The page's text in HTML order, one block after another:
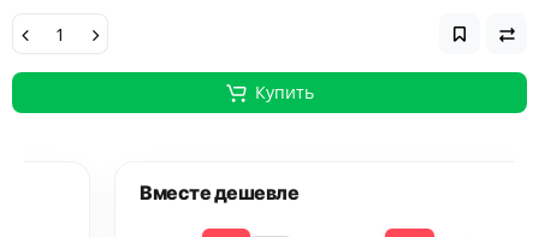
Купить
Вместе дешевле